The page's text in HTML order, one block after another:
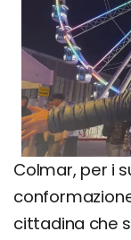
Colmar, per i
cittadina che